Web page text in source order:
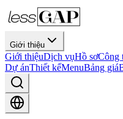
Giới thiệu
Giới thiệuDịch vụHồ sơCông
Dự ánThiết kếMenuBảng giá